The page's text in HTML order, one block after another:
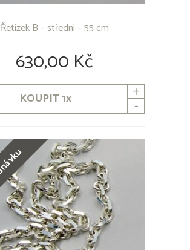
Řetízek B – střední – 55 cm
630,00 Kč
KOUPIT1x +
-